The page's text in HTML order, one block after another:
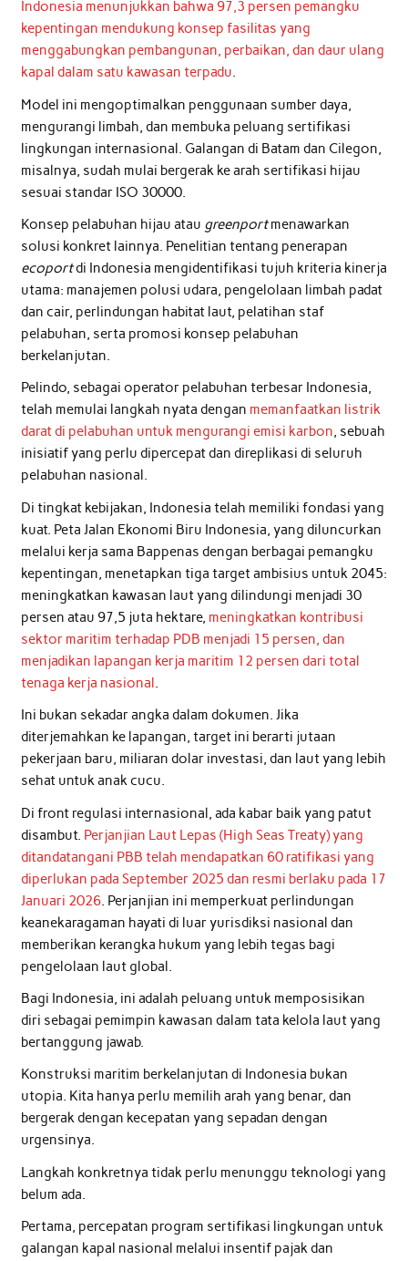
Indonesia menunjukkan bahwa 97,3 persen pemangku
kepentingan mendukung konsep fasilitas yang
menggabungkan pembangunan, perbaikan, dan daur ulang
kapal dalam satu kawasan terpadu.
Model ini mengoptimalkan penggunaan sumber daya,
mengurangi limbah, dan membuka peluang sertifikasi
lingkungan internasional. Galangan di Batam dan Cilegon,
misalnya, sudah mulai bergerak ke arah sertifikasi hijau
sesuai standar ISO 30000.
Konsep pelabuhan hijau atau greenportmenawarkan
solusi konkret lainnya. Penelitian tentang penerapan
ecoportdi Indonesia mengidentifikasi tujuh kriteria kinerja
utama: manajemen polusi udara, pengelolaan limbah padat
dan cair, perlindungan habitat laut, pelatihan staf
pelabuhan, serta promosi konsep pelabuhan
berkelanjutan.
Pelindo, sebagai operator pelabuhan terbesar Indonesia,
telah memulai langkah nyata dengan memanfaatkan listrik
darat di pelabuhan untuk mengurangi emisi karbon, sebuah
inisiatif yang perlu dipercepat dan direplikasi di seluruh
pelabuhan nasional.
Di tingkat kebijakan, Indonesia telah memiliki fondasi yang
kuat. Peta Jalan Ekonomi Biru Indonesia, yang diluncurkan
melalui kerja sama Bappenas dengan berbagai pemangku
kepentingan, menetapkan tiga target ambisius untuk 2045:
meningkatkan kawasan laut yang dilindungi menjadi 30
persen atau 97,5 juta hektare, meningkatkan kontribusi
sektor maritim terhadap PDB menjadi 15 persen, dan
menjadikan lapangan kerja maritim 12 persen dari total
tenaga kerja nasional.
Ini bukan sekadar angka dalam dokumen. Jika
diterjemahkan ke lapangan, target ini berarti jutaan
pekerjaan baru, miliaran dolar investasi, dan laut yang lebih
sehat untuk anak cucu.
Di front regulasi internasional, ada kabar baik yang patut
disambut. Perjanjian Laut Lepas (High Seas Treaty) yang
ditandatangani PBB telah mendapatkan 60 ratifikasi yang
diperlukan pada September 2025 dan resmi berlaku pada 17
Januari 2026. Perjanjian ini memperkuat perlindungan
keanekaragaman hayati di luar yurisdiksi nasional dan
memberikan kerangka hukum yang lebih tegas bagi
pengelolaan laut global.
Bagi Indonesia, ini adalah peluang untuk memposisikan
diri sebagai pemimpin kawasan dalam tata kelola laut yang
bertanggung jawab.
Konstruksi maritim berkelanjutan di Indonesia bukan
utopia. Kita hanya perlu memilih arah yang benar, dan
bergerak dengan kecepatan yang sepadan dengan
urgensinya.
Langkah konkretnya tidak perlu menunggu teknologi yang
belum ada.
Pertama, percepatan program sertifikasi lingkungan untuk
galangan kapal nasional melalui insentif pajak dan